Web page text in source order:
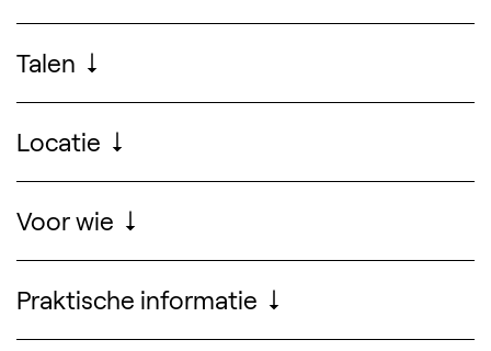
Zoek
1 uur
Talen
Nederlands, Frans, Engels & Duits
Locatie
Voor wie
Volwassenen, Jongvolwassenen
Praktische informatie
Dinsdag t.e.m. zondag tussen 10 - 18